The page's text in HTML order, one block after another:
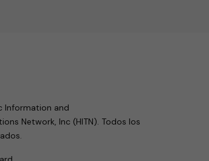
Information and
Network, Inc (HITN). Todos los